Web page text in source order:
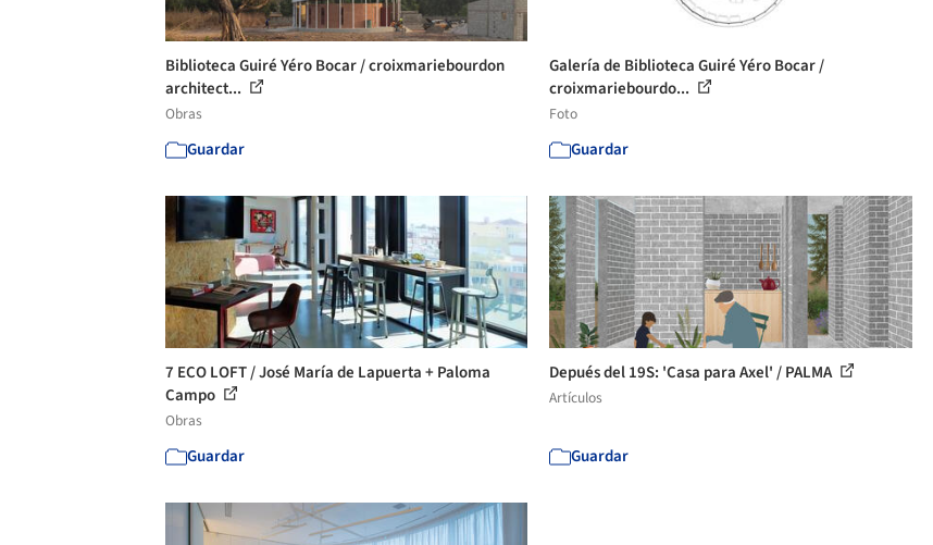
Biblioteca Guiré Yéro Bocar / croixmariebourdon
architect...
Obras
Guardar
Galería de Biblioteca Guiré Yéro Bocar /
croixmariebourdo...
Foto
Guardar
7 ECO LOFT / José María de Lapuerta + Paloma
Campo
Obras
Guardar
Depués del 19S: 'Casa para Axel' / PALMA
Artículos
Guardar